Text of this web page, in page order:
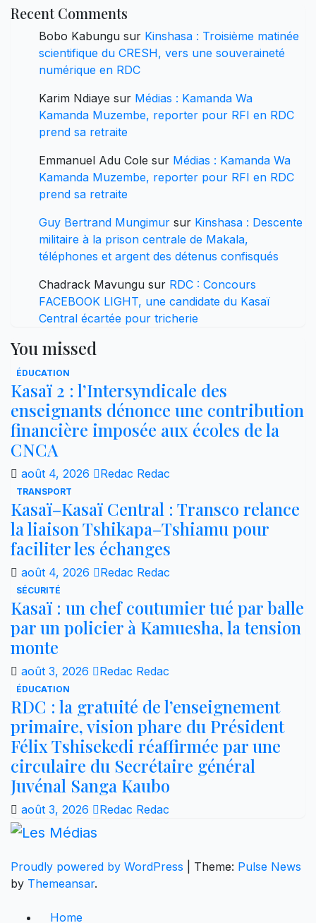
Recent Comments
Bobo Kabungu sur Kinshasa : Troisième matinée
scientifique du CRESH, vers une souveraineté
numérique en RDC
Karim Ndiaye sur Médias : Kamanda Wa
Kamanda Muzembe, reporter pour RFI en RDC
prend sa retraite
Emmanuel Adu Cole sur Médias : Kamanda Wa
Kamanda Muzembe, reporter pour RFI en RDC
prend sa retraite
Guy Bertrand Mungimur sur Kinshasa : Descente
militaire à la prison centrale de Makala,
téléphones et argent des détenus confisqués
Chadrack Mavungu sur RDC : Concours
FACEBOOK LIGHT, une candidate du Kasaï
Central écartée pour tricherie
You missed
ÉDUCATION
Kasaï 2 : l’Intersyndicale des
enseignants dénonce une contribution
financière imposée aux écoles de la
CNCA
août 4, 2026 Redac Redac
TRANSPORT
Kasaï–Kasaï Central : Transco relance
la liaison Tshikapa–Tshiamu pour
faciliter les échanges
août 4, 2026 Redac Redac
SÉCURITÉ
Kasaï : un chef coutumier tué par balle
par un policier à Kamuesha, la tension
monte
août 3, 2026 Redac Redac
ÉDUCATION
RDC : la gratuité de l’enseignement
primaire, vision phare du Président
Félix Tshisekedi réaffirmée par une
circulaire du Secrétaire général
Juvénal Sanga Kaubo
août 3, 2026 Redac Redac
Proudly powered by WordPress Theme: Pulse News
by Themeansar.
Home